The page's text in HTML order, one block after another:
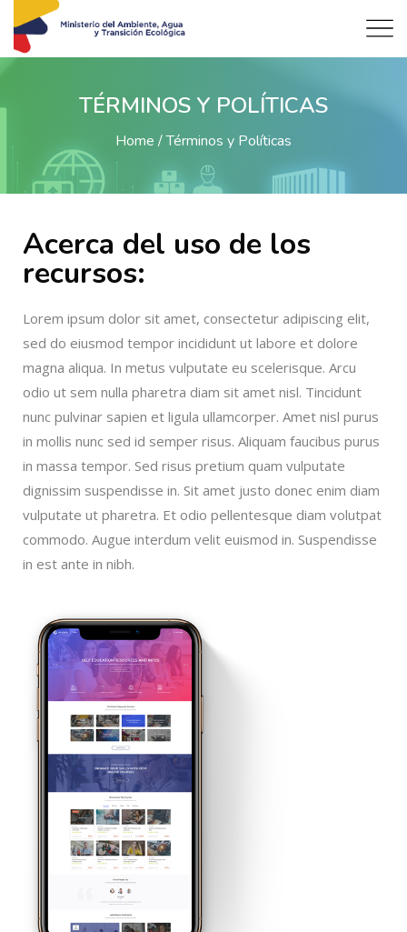
TÉRMINOS Y POLÍTICAS
Home Términos y Políticas
Acerca del uso de los
recursos:
Lorem ipsum dolor sit amet, consectetur adipiscing elit,
sed do eiusmod tempor incididunt ut labore et dolore
magna aliqua. In metus vulputate eu scelerisque. Arcu
odio ut sem nulla pharetra diam sit amet nisl. Tincidunt
nunc pulvinar sapien et ligula ullamcorper. Amet nisl purus
in mollis nunc sed id semper risus. Aliquam faucibus purus
in massa tempor. Sed risus pretium quam vulputate
dignissim suspendisse in. Sit amet justo donec enim diam
vulputate ut pharetra. Et odio pellentesque diam volutpat
commodo. Augue interdum velit euismod in. Suspendisse
in est ante in nibh.